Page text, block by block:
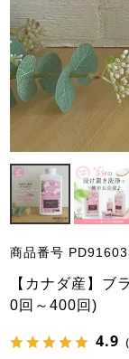
商品番号
【カナダ産】ブ
0回～400回)
4.9